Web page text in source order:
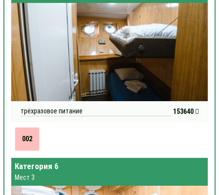
трёхразовое питание 153640
002
Категория 6
Мест 3